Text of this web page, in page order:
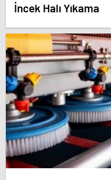
İncek Halı Yıkama